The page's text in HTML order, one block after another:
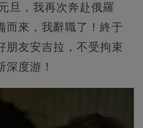
旦，我再次奔赴俄羅
而來，我辭職了！終于
朋友安吉拉，不受拘束
度游！